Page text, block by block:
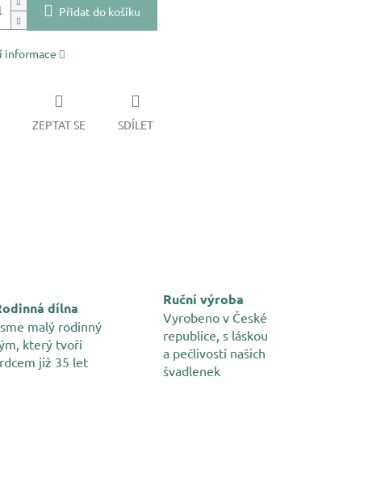
Přidat do košíku
informace
ZEPTAT SE SDÍLET
dílna
malý rodinný
který tvoří
již 35 let
Ruční výroba
Vyrobeno v České
republice, s láskou
a pečlivostí našich
švadlenek